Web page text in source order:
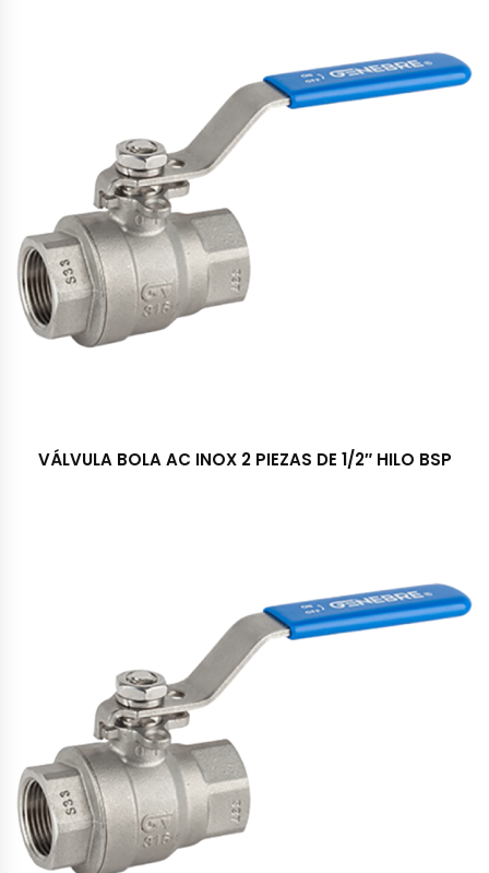
VÁLVULA BOLA AC INOX 2 PIEZAS DE 1/2″ HILO BSP